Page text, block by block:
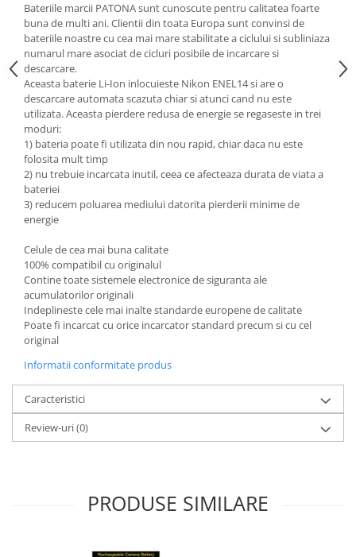
Bateriile marcii PATONA sunt cunoscute pentru calitatea foarte
buna de multi ani. Clientii din toata Europa sunt convinsi de
bateriile noastre cu cea mai mare stabilitate a ciclului si subliniaza
numarul mare asociat de cicluri posibile de incarcare si
descarcare.
Aceasta baterie Li-Ion inlocuieste Nikon ENEL14 si are o
descarcare automata scazuta chiar si atunci cand nu este
utilizata. Aceasta pierdere redusa de energie se regaseste in trei
moduri:
1) bateria poate fi utilizata din nou rapid, chiar daca nu este
folosita mult timp
2) nu trebuie incarcata inutil, ceea ce afecteaza durata de viata a
bateriei
3) reducem poluarea mediului datorita pierderii minime de
energie
Celule de cea mai buna calitate
100% compatibil cu originalul
Contine toate sistemele electronice de siguranta ale
acumulatorilor originali
Indeplineste cele mai inalte standarde europene de calitate
Poate fi incarcat cu orice incarcator standard precum si cu cel
original
Informatii conformitate produs
Caracteristici
Review-uri(0)
PRODUSE SIMILARE